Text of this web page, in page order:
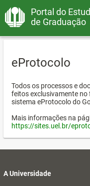
Portal do
de Graduação
eProtocolo
Todos os processos e
feitos exclusivamente
sistema eProtocolo do
Mais informações na
https://sites.uel.br/
A Universidade